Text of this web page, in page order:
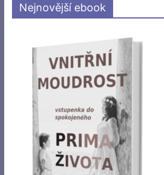
Nejnovější ebook